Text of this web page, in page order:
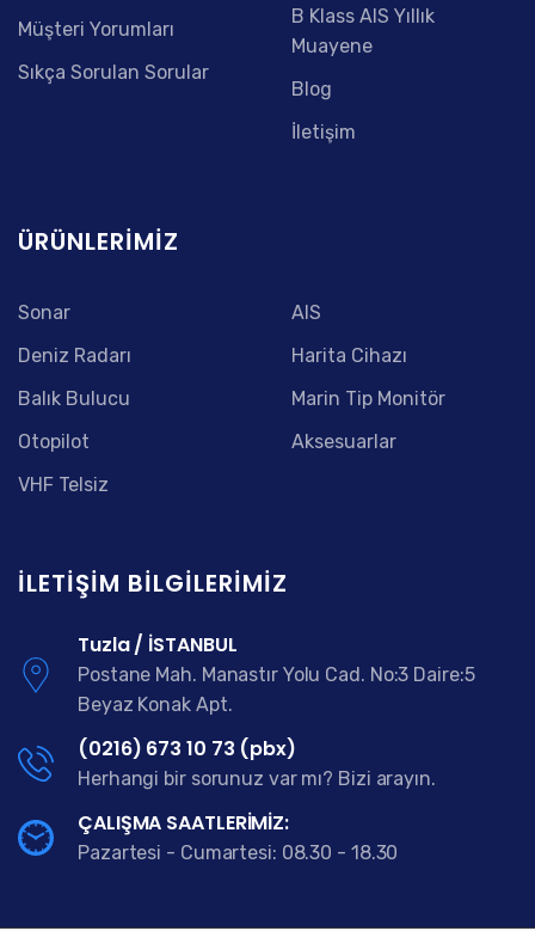
Müşteri Yorumları
Sıkça Sorulan Sorular
B Klass AIS Yıllık
Muayene
Blog
İletişim
ÜRÜNLERIMIZ
Sonar
Deniz Radarı
Balık Bulucu
Otopilot
VHF Telsiz
AIS
Harita Cihazı
Marin Tip Monitör
Aksesuarlar
İLETIŞIM BILGILERIMIZ
Tuzla / İSTANBUL
Postane Mah. Manastır Yolu Cad. No:3 Daire:5
Beyaz Konak Apt.
(0216) 673 10 73 (pbx)
Herhangi bir sorunuz var mı? Bizi arayın.
ÇALIŞMA SAATLERİMİZ:
Pazartesi - Cumartesi: 08.30 - 18.30